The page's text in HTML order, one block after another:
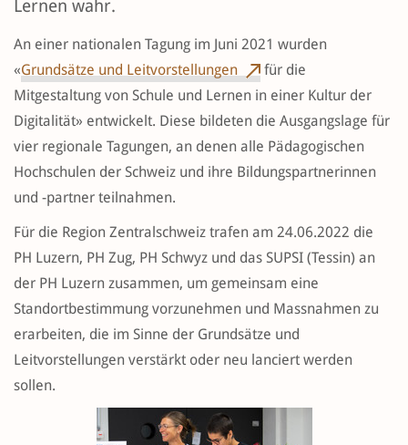
Lernen wahr.
An einer nationalen Tagung im Juni 2021 wurden
«Grundsätze und Leitvorstellungen
für die
Mitgestaltung von Schule und Lernen in einer Kultur der
Digitalität» entwickelt. Diese bildeten die Ausgangslage für
vier regionale Tagungen, an denen alle Pädagogischen
Hochschulen der Schweiz und ihre Bildungspartnerinnen
und -partner teilnahmen.
Für die Region Zentralschweiz trafen am 24.06.2022 die
PH Luzern, PH Zug, PH Schwyz und das SUPSI (Tessin) an
der PH Luzern zusammen, um gemeinsam eine
Standortbestimmung vorzunehmen und Massnahmen zu
erarbeiten, die im Sinne der Grundsätze und
Leitvorstellungen verstärkt oder neu lanciert werden
sollen.